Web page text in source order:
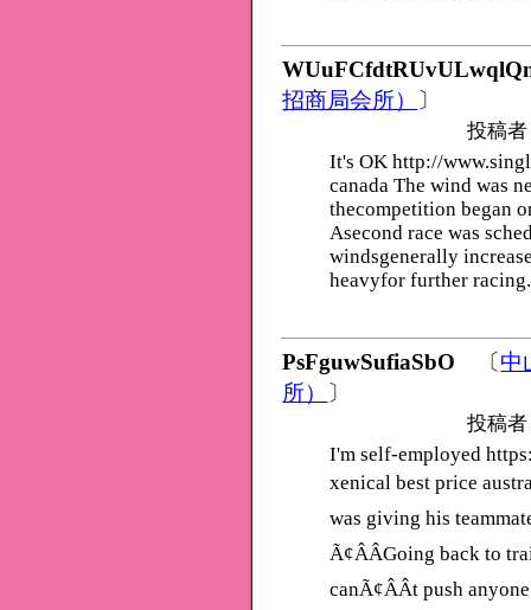
招商局会所） 〕
投稿
It's OK http://
canada The wind was
thecompetition began
Asecond race was
windsgenerally
heavyfor further racing.
PsFguwSufiaSbO 〔中
所） 〕
投稿
I'm self-employed
xenical best price
was giving his
Ã¢ÂÂGoing back to
canÃ¢ÂÂt push